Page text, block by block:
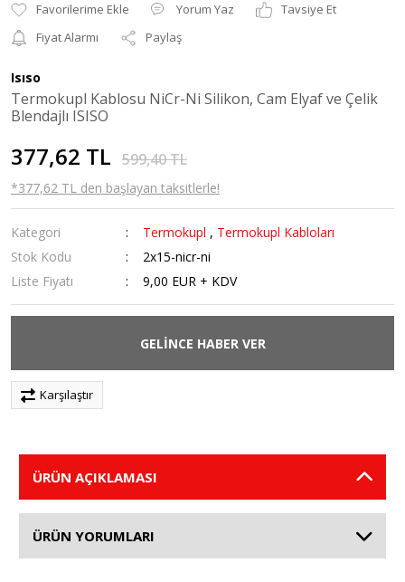
Yorum Yaz
Tavsiye Et
Fiyat Alarmı
Paylaş
Isıso
Termokupl Kablosu NiCr-Ni Silikon, Cam Elyaf ve Çelik
Blendajlı ISISO
377,62 TL 599,40 TL
*377,62 TL den başlayan taksitlerle!
Kategori Termokupl , Termokupl Kabloları
Stok Kodu
2x15-nicr-ni
Liste Fiyatı
9,00 EUR + KDV
GELİNCE HABER VER
Karşılaştır
ÜRÜN AÇIKLAMASI
ÜRÜN YORUMLARI